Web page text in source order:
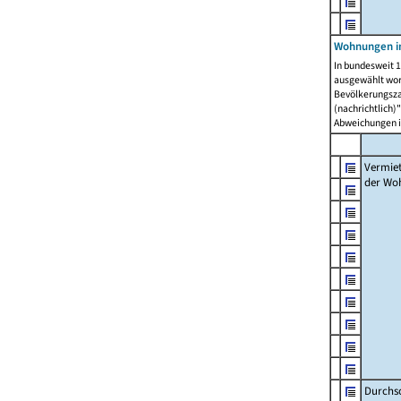
Wohnungen
In bundesweit
ausgewählt
Abweichungen
der